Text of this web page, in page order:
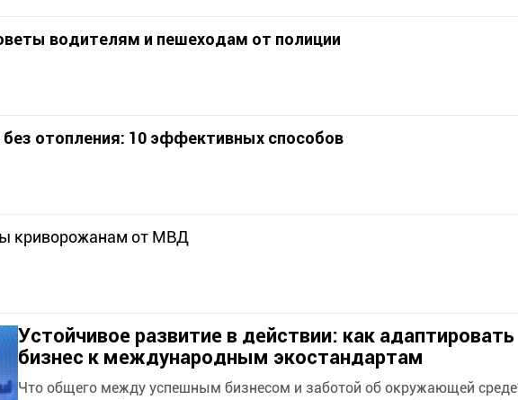
водителям и пешеходам от полиции
отопления: 10 эффективных способов
криворожанам от МВД
Устойчивое развитие в действии: как адаптировать
бизнес к международным экостандартам
Что общего между успешным бизнесом и заботой об окружающей